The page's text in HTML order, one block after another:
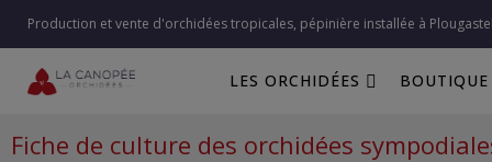
Production et vente d'orchidées tropicales, pépinière installée à
LES ORCHIDÉES BOUTIQUE
Fiche de culture des orchidées